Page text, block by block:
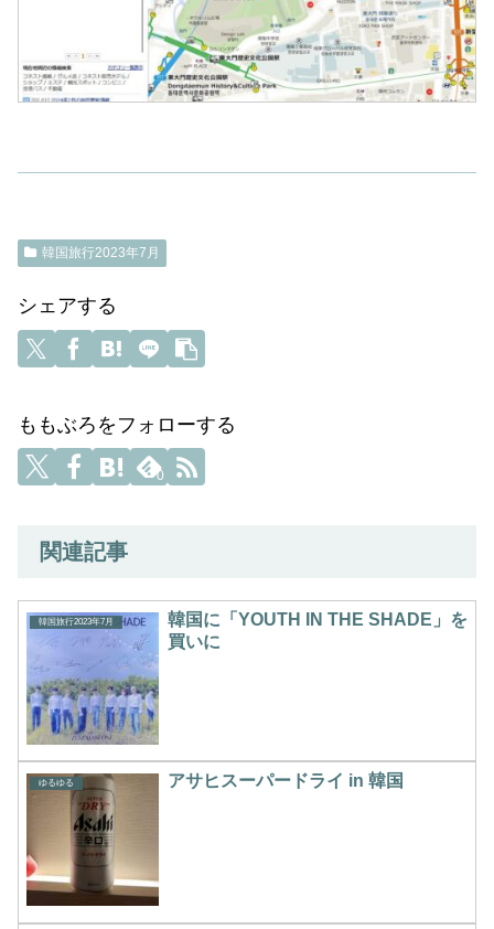
韓国旅行2023年7月
シェアする
ももぶろをフォローする
0
関連記事
韓国旅行2023年7月
韓国に「YOUTH IN THE SHADE」を
買いに
ゆるゆる アサヒスーパードライ in 韓国